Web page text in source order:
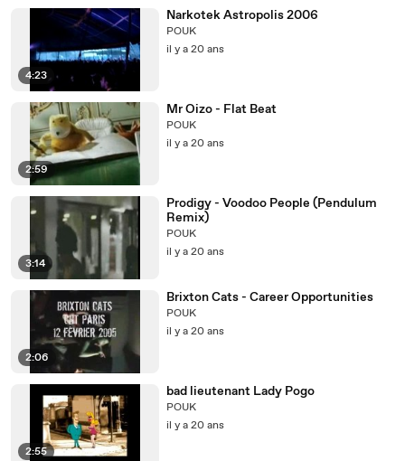
4:23
Narkotek Astropolis 2006
POUK
il y a 20 ans
2:59
Mr Oizo - Flat Beat
POUK
il y a 20 ans
3:14
Prodigy - Voodoo People (Pendulum
Remix)
POUK
il y a 20 ans
2:06
Brixton Cats - Career Opportunities
POUK
il y a 20 ans
2:55
bad lieutenant Lady Pogo
POUK
il y a 20 ans